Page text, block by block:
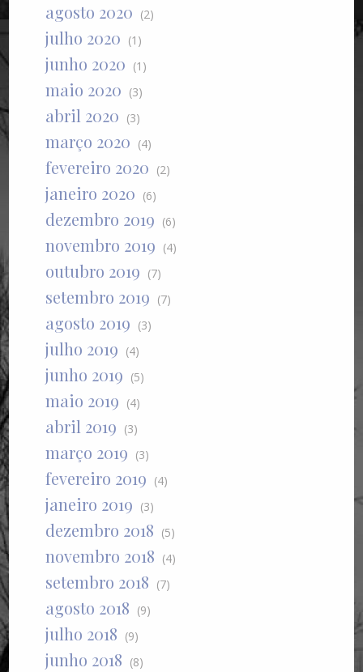
agosto 2020 (2)
julho 2020 (1)
junho 2020 (1)
maio 2020 (3)
abril 2020 (3)
março 2020 (4)
fevereiro 2020 (2)
janeiro 2020 (6)
dezembro 2019 (6)
novembro 2019 (4)
outubro 2019 (7)
setembro 2019 (7)
agosto 2019 (3)
julho 2019 (4)
junho 2019 (5)
maio 2019 (4)
abril 2019 (3)
março 2019 (3)
fevereiro 2019 (4)
janeiro 2019 (3)
dezembro 2018 (5)
novembro 2018 (4)
setembro 2018 (7)
agosto 2018 (9)
julho 2018 (9)
junho 2018 (8)